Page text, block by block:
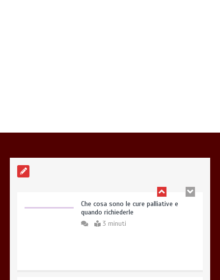
Che cosa sono le cure palliative e
quando richiederle
3 minuti